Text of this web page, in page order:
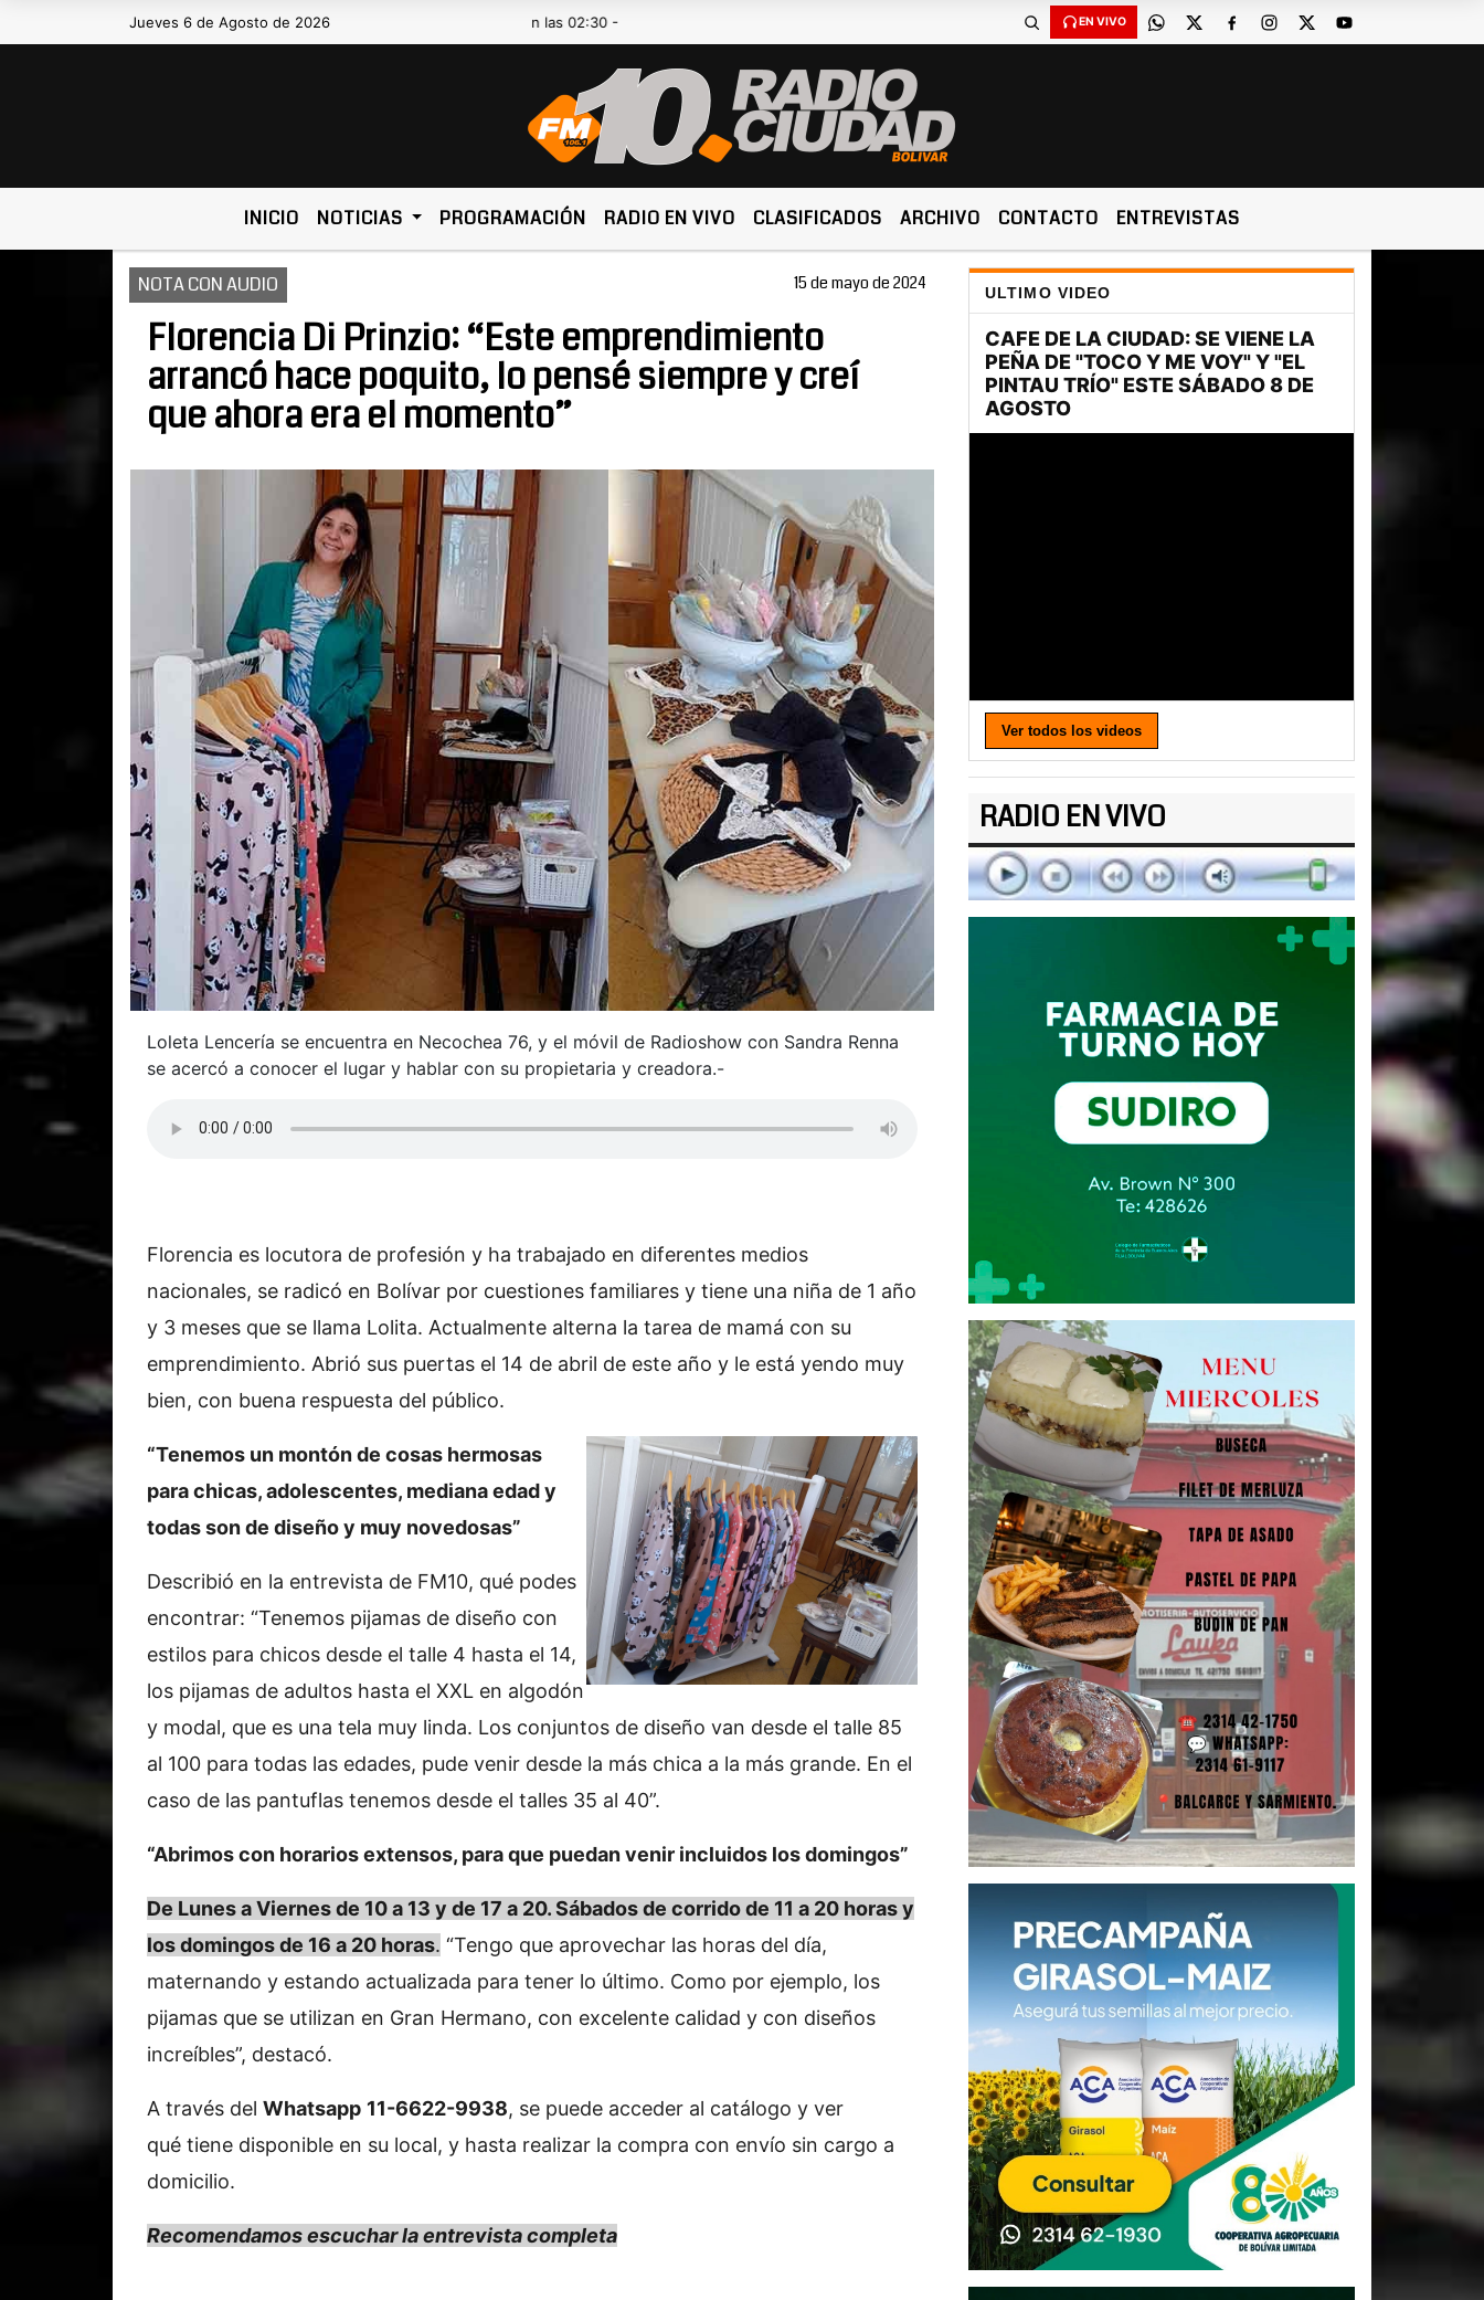
Jueves 6 de Agosto de 2026
Hoy es Jueves 6 de Agosto de 2026 y son las 02:30 - EN VIVO
INICIO NOTICIAS PROGRAMACIÓN RADIO EN VIVO CLASIFICADOS ARCHIVO CONTACTO ENTREVISTAS
NOTA CON AUDIO 15 de mayo de 2024
Florencia Di Prinzio: “Este emprendimiento
arrancó hace poquito, lo pensé siempre y creí
que ahora era el momento”
Loleta Lencería se encuentra en Necochea 76, y el móvil de Radioshow con Sandra Renna
se acercó a conocer el lugar y hablar con su propietaria y creadora.-
Florencia es locutora de profesión y ha trabajado en diferentes medios
nacionales, se radicó en Bolívar por cuestiones familiares y tiene una niña de 1 año
y 3 meses que se llama Lolita. Actualmente alterna la tarea de mamá con su
emprendimiento. Abrió sus puertas el 14 de abril de este año y le está yendo muy
bien, con buena respuesta del público.
“Tenemos un montón de cosas hermosas
para chicas, adolescentes, mediana edad y
todas son de diseño y muy novedosas”
Describió en la entrevista de FM10, qué podes
encontrar: “Tenemos pijamas de diseño con
estilos para chicos desde el talle 4 hasta el 14,
los pijamas de adultos hasta el XXL en algodón
y modal, que es una tela muy linda. Los conjuntos de diseño van desde el talle 85
al 100 para todas las edades, pude venir desde la más chica a la más grande. En el
caso de las pantuflas tenemos desde el talles 35 al 40”.
“Abrimos con horarios extensos, para que puedan venir incluidos los domingos”
De Lunes a Viernes de 10 a 13 y de 17 a 20. Sábados de corrido de 11 a 20 horas y
los domingos de 16 a 20 horas. “Tengo que aprovechar las horas del día,
maternando y estando actualizada para tener lo último. Como por ejemplo, los
pijamas que se utilizan en Gran Hermano, con excelente calidad y con diseños
increíbles”, destacó.
A través del Whatsapp 11-6622-9938, se puede acceder al catálogo y ver
qué tiene disponible en su local, y hasta realizar la compra con envío sin cargo a
domicilio.
Recomendamos escuchar la entrevista completa
ULTIMO VIDEO
Ver todos los videos
RADIO EN VIVO